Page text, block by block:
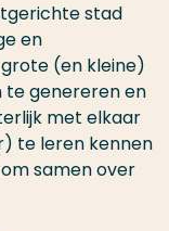
stad
en
(en kleine)
te genereren en
met elkaar
te leren kennen
samen over